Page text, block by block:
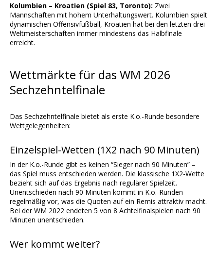
Kolumbien – Kroatien (Spiel 83, Toronto): Zwei
Mannschaften mit hohem Unterhaltungswert. Kolumbien spielt
dynamischen Offensivfußball, Kroatien hat bei den letzten drei
Weltmeisterschaften immer mindestens das Halbfinale
erreicht.
Wettmärkte für das WM 2026
Sechzehntelfinale
Das Sechzehntelfinale bietet als erste K.o.-Runde besondere
Wettgelegenheiten:
Einzelspiel-Wetten (1X2 nach 90 Minuten)
In der K.o.-Runde gibt es keinen “Sieger nach 90 Minuten” –
das Spiel muss entschieden werden. Die klassische 1X2-Wette
bezieht sich auf das Ergebnis nach regulärer Spielzeit.
Unentschieden nach 90 Minuten kommt in K.o.-Runden
regelmäßig vor, was die Quoten auf ein Remis attraktiv macht.
Bei der WM 2022 endeten 5 von 8 Achtelfinalspielen nach 90
Minuten unentschieden.
Wer kommt weiter?